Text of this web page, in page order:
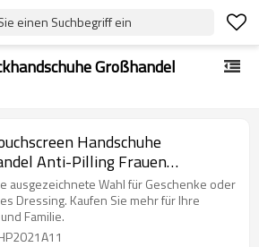
einen Suchbegriff ein
Großhandel
Handschuhe
Anti-Pilling Frauen
ausgezeichnete Wahl für Geschenke oder
Dressing. Kaufen Sie mehr für Ihre
Familie.